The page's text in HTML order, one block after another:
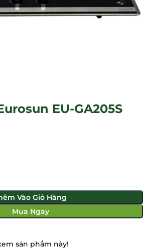
EU-GA205S
Vào Giỏ Hàng
Mua Ngay
sản phẩm này!